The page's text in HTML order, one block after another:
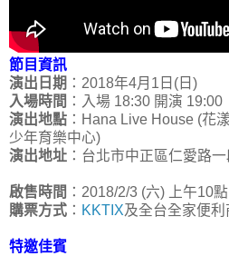
節目資訊
演出日期 ：2018年4月1日(日)
入場時間 ：入場 18:30 開演 19:00
演出地點 ：Hana Live House (花
少年育樂中心)
演出地址 ：台北市中正區仁愛路
啟售時間 ：2018/2/3 (六) 上午10點
購票方式 ： KKTIX及全台全家便利
特邀佳賓